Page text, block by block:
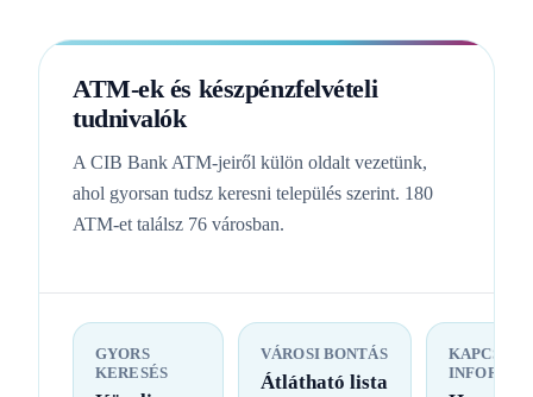
ATM-ek és készpénzfelvételi
tudnivalók
A CIB Bank ATM-jeiről külön oldalt vezetünk,
ahol gyorsan tudsz keresni település szerint. 180
ATM-et találsz 76 városban.
GYORS
KERESÉS
VÁROSI BONTÁS
Átlátható lista